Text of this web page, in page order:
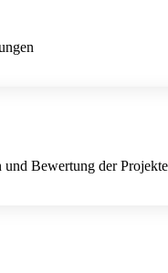
Bewertung der